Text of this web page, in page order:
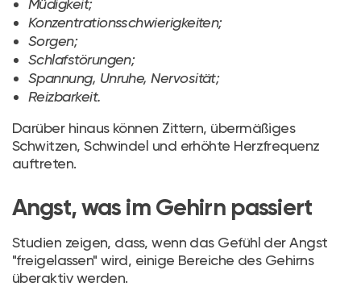
Müdigkeit;
Konzentrationsschwierigkeiten;
Sorgen;
Schlafstörungen;
Spannung, Unruhe, Nervosität;
Reizbarkeit.
Darüber hinaus können Zittern, übermäßiges
Schwitzen, Schwindel und erhöhte Herzfrequenz
auftreten.
Angst, was im Gehirn passiert
Studien zeigen, dass, wenn das Gefühl der Angst
"freigelassen" wird, einige Bereiche des Gehirns
überaktiv werden.